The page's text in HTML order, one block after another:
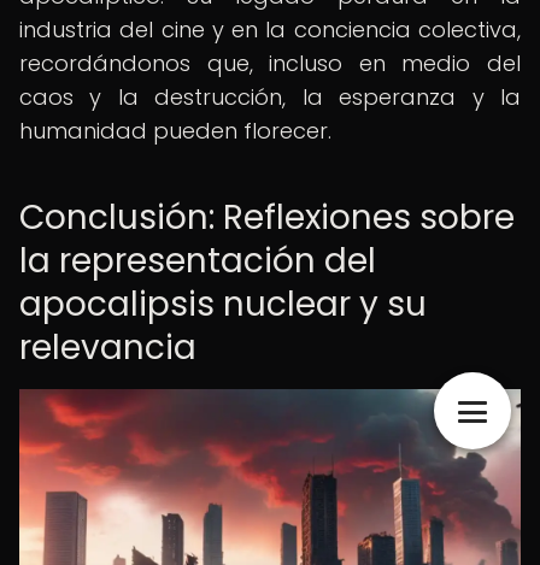
industria del cine y en la conciencia colectiva,
recordándonos que, incluso en medio del
caos y la destrucción, la esperanza y la
humanidad pueden florecer.
Conclusión: Reflexiones sobre
la representación del
apocalipsis nuclear y su
relevancia